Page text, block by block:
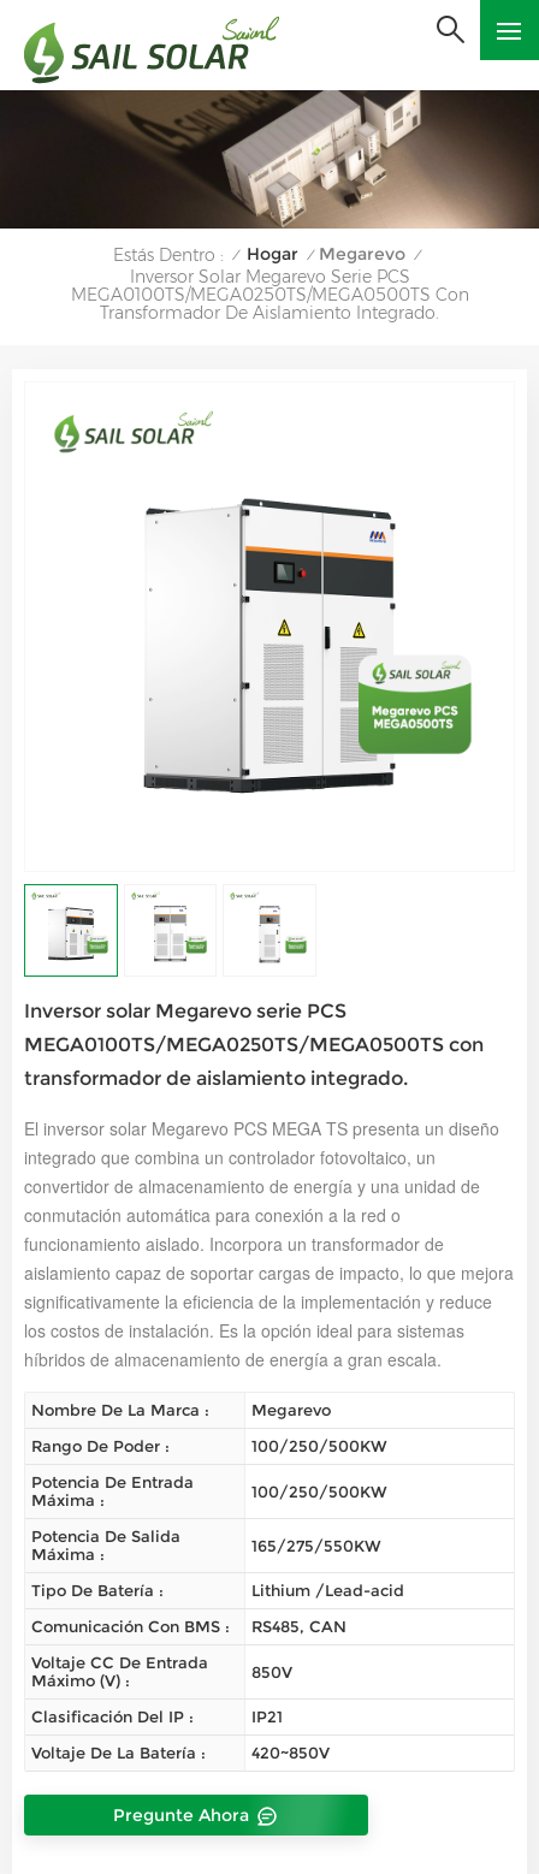
Estás Dentro : / Hogar / Megarevo /
Inversor Solar Megarevo Serie PCS
MEGA0100TS/MEGA0250TS/MEGA0500TS Con
Transformador De Aislamiento Integrado.
Inversor solar Megarevo serie PCS
MEGA0100TS/MEGA0250TS/MEGA0500TS con
transformador de aislamiento integrado.
El inversor solar Megarevo PCS MEGA TS presenta un diseño
integrado que combina un controlador fotovoltaico, un
convertidor de almacenamiento de energía y una unidad de
conmutación automática para conexión a la red o
funcionamiento aislado. Incorpora un transformador de
aislamiento capaz de soportar cargas de impacto, lo que mejora
significativamente la eficiencia de la implementación y reduce
los costos de instalación. Es la opción ideal para sistemas
híbridos de almacenamiento de energía a gran escala.
Nombre De La Marca :
Megarevo
Rango De Poder :
100/250/500KW
Potencia De Entrada
Máxima :
100/250/500KW
Potencia De Salida
Máxima :
165/275/550KW
Tipo De Batería :
Lithium /Lead-acid
Comunicación Con BMS :
RS485, CAN
Voltaje CC De Entrada
Máximo (V) :
850V
Clasificación Del IP :
IP21
Voltaje De La Batería :
420~850V
Pregunte Ahora